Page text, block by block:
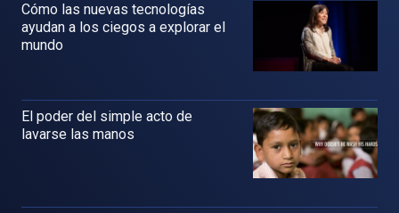
Cómo las nuevas tecnologías
ayudan a los ciegos a explorar el
mundo
El poder del simple acto de
lavarse las manos